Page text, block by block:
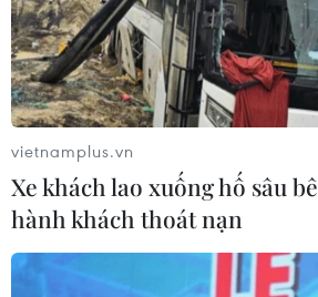
Sắp khởi động Chiến dịch TinAI?
ứng phó làn sóng tin giả
27/07/2026 06:04
Hợp tác truyền thông giữa
Viện Kiểm sát Nhân dân Tối cao
TTXVN, Báo Nhân Dân và VOV
vietnamplus.vn
Xe khách lao xuống hố sâu
hành khách thoát nạn